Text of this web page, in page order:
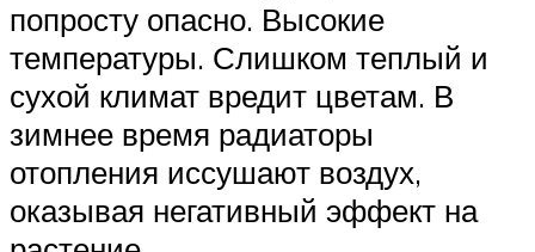
попросту опасно. Высокие
температуры. Слишком теплый и
сухой климат вредит цветам. В
зимнее время радиаторы
отопления иссушают воздух,
оказывая негативный эффект на